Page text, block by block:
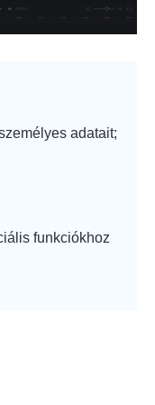
adatait;
funkciókhoz